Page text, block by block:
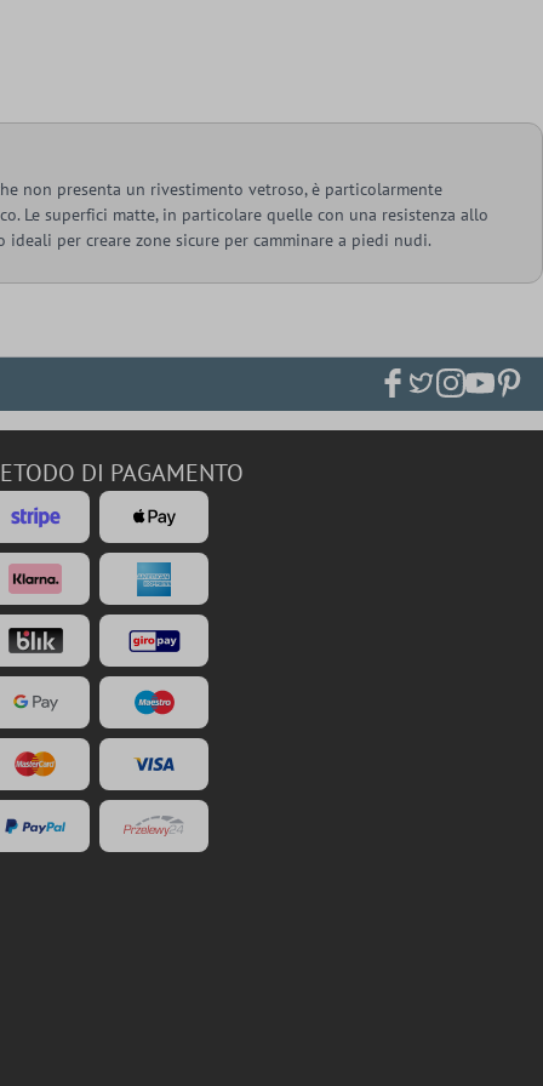
non presenta un rivestimento vetroso, è particolarmente
Le superfici matte, in particolare quelle con una resistenza allo
ideali per creare zone sicure per camminare a piedi nudi.
DI PAGAMENTO